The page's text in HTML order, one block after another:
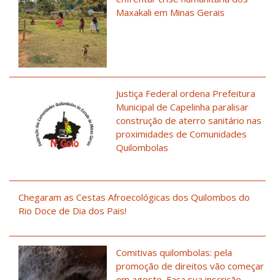
Maxakali em Minas Gerais
Justiça Federal ordena Prefeitura
Municipal de Capelinha paralisar
construção de aterro sanitário nas
proximidades de Comunidades
Quilombolas
Chegaram as Cestas Afroecológicas dos Quilombos do
Rio Doce de Dia dos Pais!
Comitivas quilombolas: pela
promoção de direitos vão começar